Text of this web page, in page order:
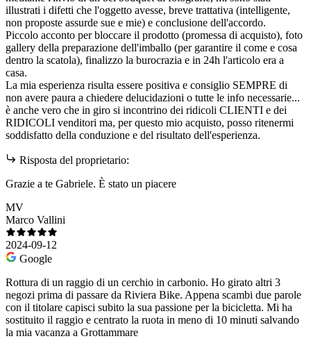
illustrati i difetti che l'oggetto avesse, breve trattativa (intelligente,
non proposte assurde sue e mie) e conclusione dell'accordo.
Piccolo acconto per bloccare il prodotto (promessa di acquisto), foto
gallery della preparazione dell'imballo (per garantire il come e cosa
dentro la scatola), finalizzo la burocrazia e in 24h l'articolo era a
casa.
La mia esperienza risulta essere positiva e consiglio SEMPRE di
non avere paura a chiedere delucidazioni o tutte le info necessarie...
è anche vero che in giro si incontrino dei ridicoli CLIENTI e dei
RIDICOLI venditori ma, per questo mio acquisto, posso ritenermi
soddisfatto della conduzione e del risultato dell'esperienza.
Risposta del proprietario:
Grazie a te Gabriele. È stato un piacere
MV
Marco Vallini
2024-09-12
Google
Rottura di un raggio di un cerchio in carbonio. Ho girato altri 3
negozi prima di passare da Riviera Bike. Appena scambi due parole
con il titolare capisci subito la sua passione per la bicicletta. Mi ha
sostituito il raggio e centrato la ruota in meno di 10 minuti salvando
la mia vacanza a Grottammare